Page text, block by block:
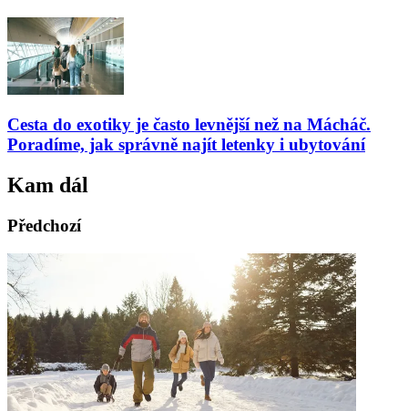
Cesta do exotiky je často levnější než na Mácháč.
Poradíme, jak správně najít letenky i ubytování
Kam dál
Předchozí